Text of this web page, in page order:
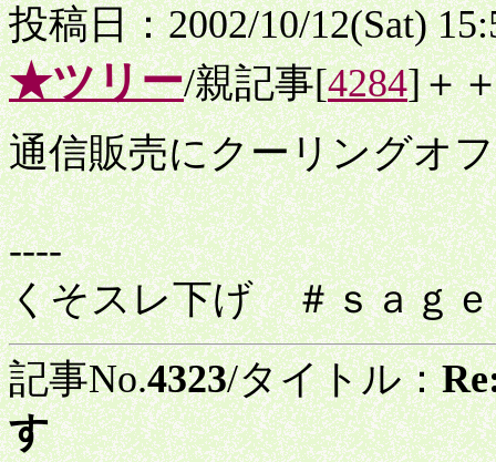
投稿日：2002/10/12(Sat)
★ツリー/親記事[4284]＋
通信販売にクーリングオ
----
くそスレ下げ ＃ｓａｇｅ
記事No.4323/タイトル：
す